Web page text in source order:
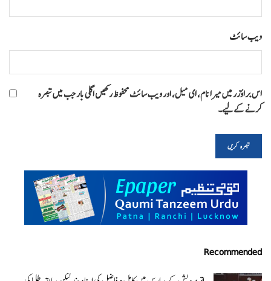
ویب‌ سائٹ
اس براؤزر میں میرا نام، ای میل، اور ویب سائٹ محفوظ رکھیں اگلی بار جب میں تبصرہ
کرنے کےلیے۔
Recommended